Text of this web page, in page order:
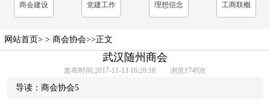
商会建设 党建工作 理想信念 工商联概
网站首页> > 商会协会>>正文
武汉随州商会
发布时间:2017-11-13 16:28:18 浏览1749次
导读：商会协会5